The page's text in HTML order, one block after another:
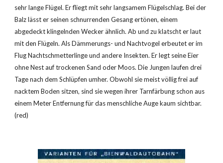
sehr lange Flügel. Er fliegt mit sehr langsamem Flügelschlag. Bei der
Balz lässt er seinen schnurrenden Gesang ertönen, einem
abgedeckt klingelnden Wecker ähnlich. Ab und zu klatscht er laut
mit den Flügeln. Als Dämmerungs- und Nachtvogel erbeutet er im
Flug Nachtschmetterlinge und andere Insekten. Er legt seine Eier
ohne Nest auf trocke­nen Sand oder Moos. Die Jungen laufen drei
Tage nach dem Schlüpfen umher. Obwohl sie meist völlig frei auf
nacktem Boden sitzen, sind sie wegen ihrer Tarnfärbung schon aus
einem Meter Entfernung für das menschliche Auge kaum sichtbar.
(red)